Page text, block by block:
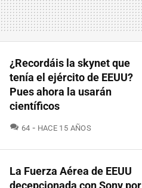
¿Recordáis la skynet que
tenía el ejército de EEUU?
Pues ahora la usarán
científicos
64 COMENTARIOS
HACE 15 AÑOS
La Fuerza Aérea de EEUU
decepcionada con Sony por